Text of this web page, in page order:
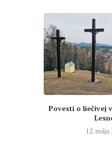
Povesti o liečivej
12. mája